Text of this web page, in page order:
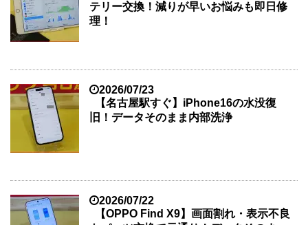
テリー交換！減りが早いお悩みも即日修
理！
2026/07/23
【名古屋駅すぐ】iPhone16の水没復
旧！データそのまま内部洗浄
2026/07/22
【OPPO Find X9】画面割れ・表示不良